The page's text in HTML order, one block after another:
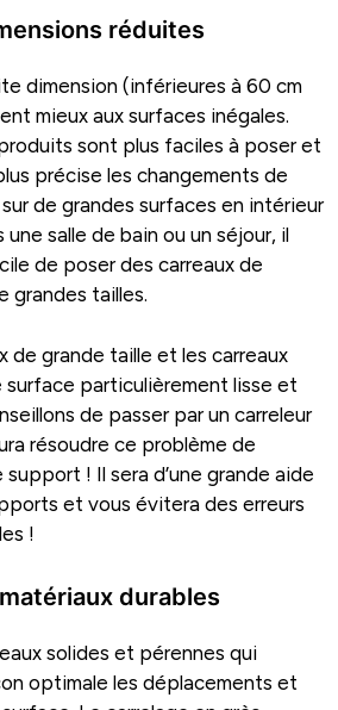
réduites
dimension (inférieures à 60 cm
mieux aux surfaces inégales.
sont plus faciles à poser et
précise les changements de
de grandes surfaces en intérieur
salle de bain ou un séjour, il
de poser des carreaux de
grandes tailles.
de grande taille et les carreaux
surface particulièrement lisse et
de passer par un carreleur
résoudre ce problème de
! Il sera d’une grande aide
et vous évitera des erreurs
!
durables
solides et pérennes qui
optimale les déplacements et